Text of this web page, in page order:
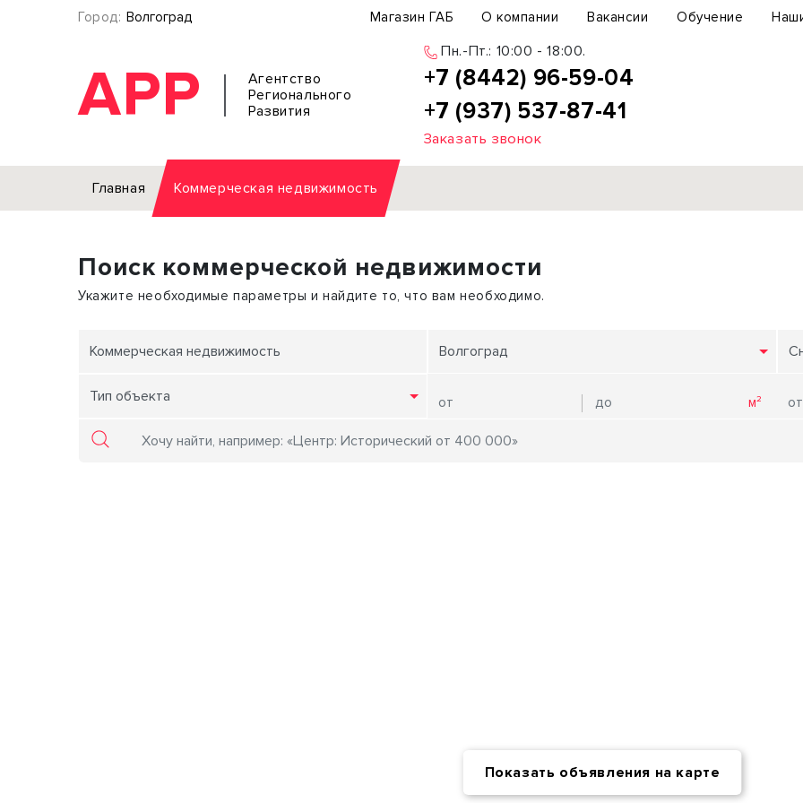
Город: Волгоград Магазин ГАБ О компании Вакансии Обучение
АРР
Агентство
Регионального
Развития
Пн.-Пт.: 10:00 - 18:00.
+7 (8442) 96-59-04
+7 (937) 537-87-41
Заказать звонок
Главная Коммерческая недвижимость
Офис
Торговое помещение
Склад
Земельный участок
Отдельное здание
Бизнес-центр
Поиск коммерческой недвижимости
Укажите необходимые параметры и найдите то, что вам необходимо.
Коммерческая недвижимость Волгоград
Тип объекта
Показать объявления на карте